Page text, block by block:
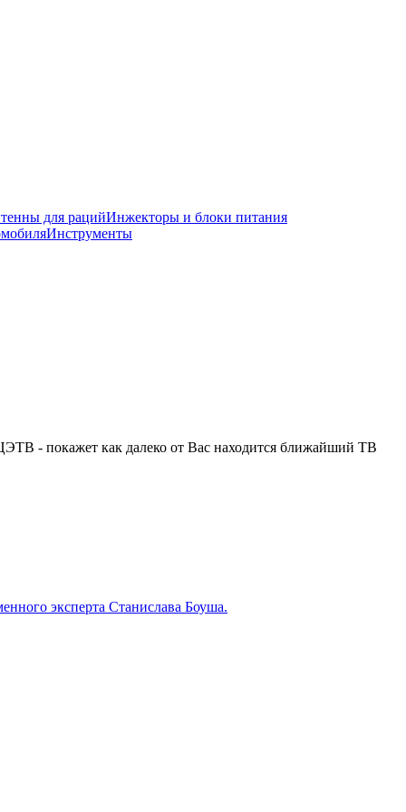
для рацийИнжекторы и блоки питания
Инструменты
- покажет как далеко от Вас находится ближайший ТВ
эксперта Станислава Боуша.